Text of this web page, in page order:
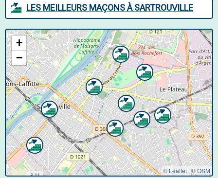
LES MEILLEURS MAÇONS À SARTROUVILLE
+
−
© Leaflet | ©OSM